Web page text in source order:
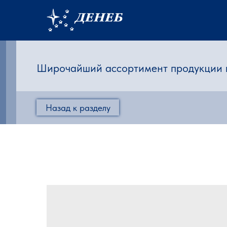
Широчайший ассортимент продукции
Назад к разделу